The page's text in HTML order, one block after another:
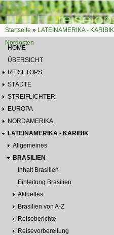
Direkt zum Inhalt
Sie sind hier
Startseite » LATEINAMERIKA - KARIBIK
Nordosten
HOME
ÜBERSICHT
REISETOPS
STÄDTE
STREIFLICHTER
EUROPA
NORDAMERIKA
LATEINAMERIKA - KARIBIK
Allgemeines
BRASILIEN
Inhalt Brasilien
Einleitung Brasilien
Aktuelles
Brasilien von A-Z
Reiseberichte
Reisevorbereitung